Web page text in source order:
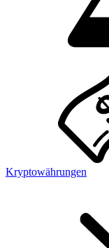
Kryptowährungen